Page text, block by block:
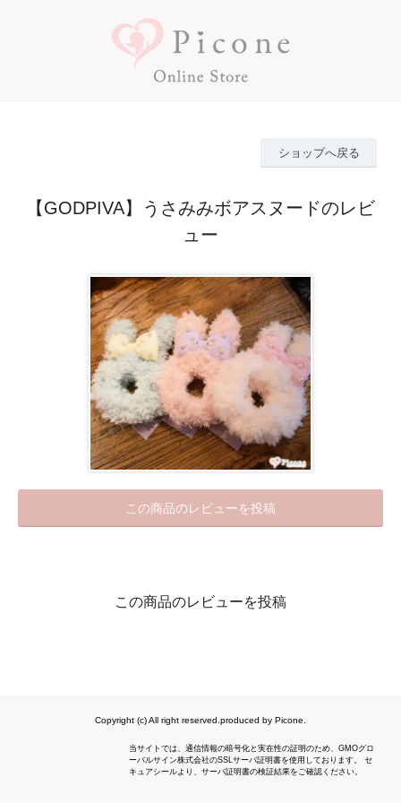
ショップへ戻る
【GODPIVA】うさみみボアスヌードのレビ
ュー
この商品のレビューを投稿
この商品のレビューを投稿
Copyright (c) All right reserved.produced by Picone.
当サイトでは、通信情報の暗号化と実在性の証明のため、GMOグロ
ーバルサイン株式会社のSSLサーバ証明書を使用しております。 セ
キュアシールより、サーバ証明書の検証結果をご確認ください。